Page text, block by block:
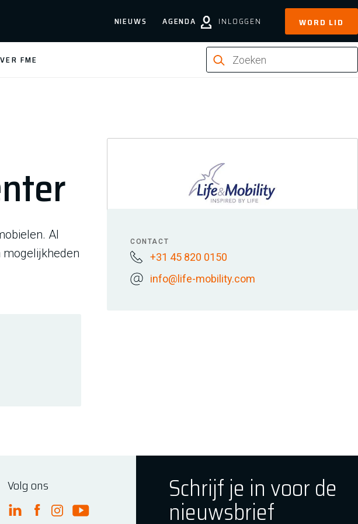
NIEUWS AGENDA INLOGGEN WORD LID
FME
Al
CONTACT
+31 45 820 0150
info@life-mobility.com
Volg ons
FME Linkedin
FME Facebook
FME Instagram
FME Youtube
Schrijf je in voor de
nieuwsbrief